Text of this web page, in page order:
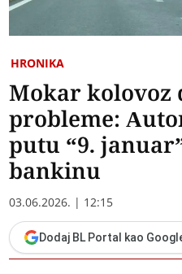
HRONIKA
Mokar kolovoz
probleme:
putu “9.
bankinu
03.06.2026. | 12:15
Dodaj BL Portal kao